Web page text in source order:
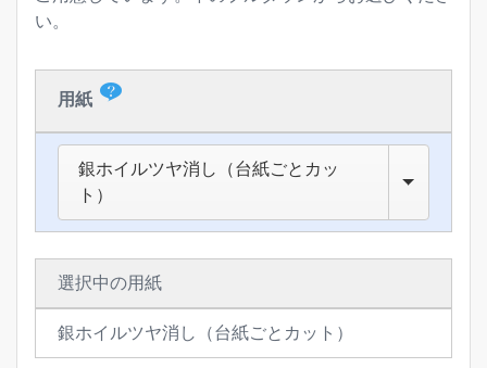
い。
用紙
紙
に
い
て
銀ホイルツヤ消し（台紙ごとカッ
ト）
選択中の用紙
銀ホイルツヤ消し（台紙ごとカット）